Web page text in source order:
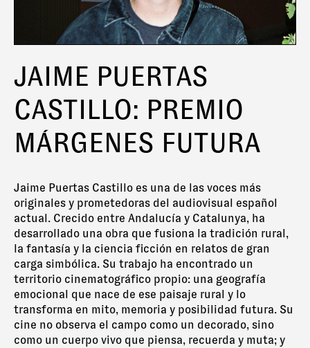
JAIME PUERTAS
CASTILLO: PREMIO
MÁRGENES FUTURA
Jaime Puertas Castillo es una de las voces más
originales y prometedoras del audiovisual español
actual. Crecido entre Andalucía y Catalunya, ha
desarrollado una obra que fusiona la tradición rural,
la fantasía y la ciencia ficción en relatos de gran
carga simbólica. Su trabajo ha encontrado un
territorio cinematográfico propio: una geografía
emocional que nace de ese paisaje rural y lo
transforma en mito, memoria y posibilidad futura. Su
cine no observa el campo como un decorado, sino
como un cuerpo vivo que piensa, recuerda y muta; y